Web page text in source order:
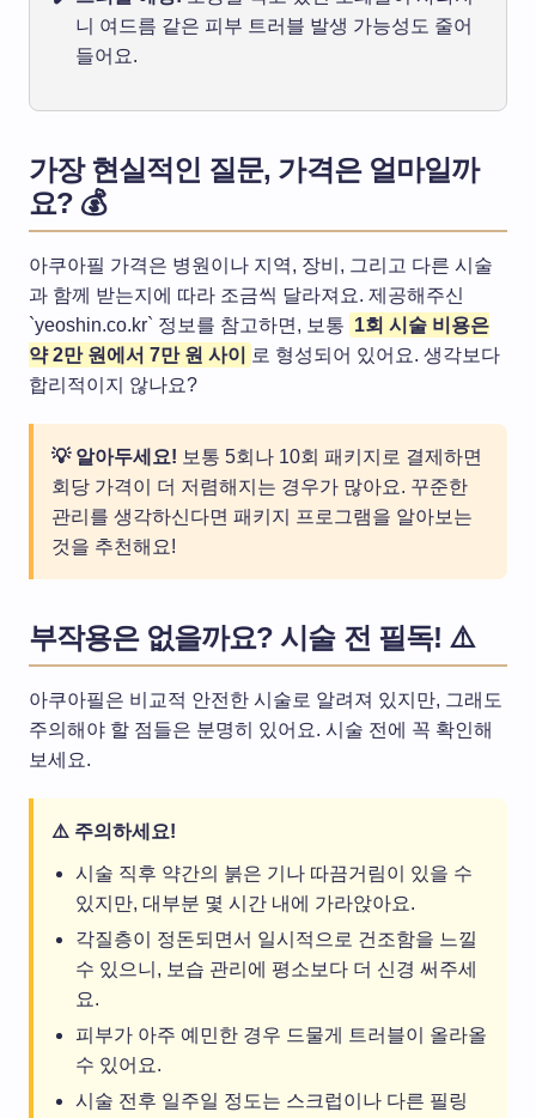
니 여드름 같은 피부 트러블 발생 가능성도 줄어
들어요.
가장 현실적인 질문, 가격은 얼마일까
요? 💰
아쿠아필 가격은 병원이나 지역, 장비, 그리고 다른 시술
과 함께 받는지에 따라 조금씩 달라져요. 제공해주신
`yeoshin.co.kr` 정보를 참고하면, 보통 1회 시술 비용은
약 2만 원에서 7만 원 사이
로 형성되어 있어요. 생각보다
합리적이지 않나요?
💡 알아두세요! 보통 5회나 10회 패키지로 결제하면
회당 가격이 더 저렴해지는 경우가 많아요. 꾸준한
관리를 생각하신다면 패키지 프로그램을 알아보는
것을 추천해요!
부작용은 없을까요? 시술 전 필독! ⚠️
아쿠아필은 비교적 안전한 시술로 알려져 있지만, 그래도
주의해야 할 점들은 분명히 있어요. 시술 전에 꼭 확인해
보세요.
⚠️ 주의하세요!
시술 직후 약간의 붉은 기나 따끔거림이 있을 수
있지만, 대부분 몇 시간 내에 가라앉아요.
각질층이 정돈되면서 일시적으로 건조함을 느낄
수 있으니, 보습 관리에 평소보다 더 신경 써주세
요.
피부가 아주 예민한 경우 드물게 트러블이 올라올
수 있어요.
시술 전후 일주일 정도는 스크럽이나 다른 필링